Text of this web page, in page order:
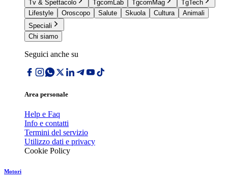
Tv & Spettacolo
TgcomLab TgcomMag
TgTech
Lifestyle
Oroscopo Salute Skuola Cultura
Animali
Speciali
Chi siamo
Seguici anche su
Area personale
Help e Faq
Info e contatti
Termini del servizio
Utilizzo dati e privacy
Cookie Policy
Motori